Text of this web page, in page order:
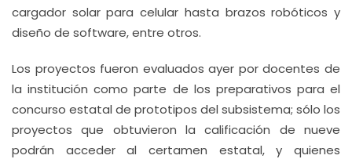
cargador solar para celular hasta brazos robóticos y
diseño de software, entre otros.
Los proyectos fueron evaluados ayer por docentes de
la institución como parte de los preparativos para el
concurso estatal de prototipos del subsistema; sólo los
proyectos que obtuvieron la calificación de nueve
podrán acceder al certamen estatal, y quienes